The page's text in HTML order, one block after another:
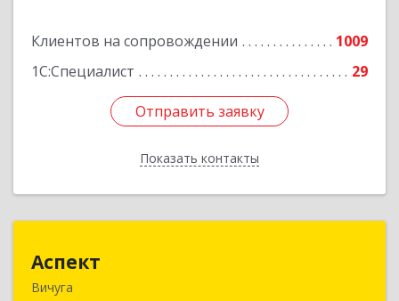
Клиентов на сопровождении
1009
1С:Специалист
29
Отправить заявку
Показать контакты
Отправить заявку
Назад
Аспект
Вичуга
155331, Ивановская обл, Вичугский р-н, Вичуга